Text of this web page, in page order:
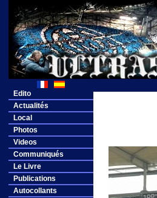
Edito
Actualités
Local
Photos
Videos
Communiqués
Le Livre
Publications
Autocollants